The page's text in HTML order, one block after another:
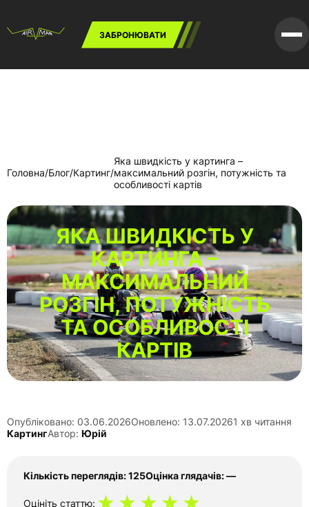
content
ЗАБРОНЮВАТИ
Головна/Блог/Картинг/
Яка швидкість у картинга –
максимальний розгін, потужність та
особливості картів
ЯКА ШВИДКІСТЬ У
КАРТИНГА –
МАКСИМАЛЬНИЙ
РОЗГІН, ПОТУЖНІСТЬ
ТА ОСОБЛИВОСТІ
КАРТІВ
Опубліковано: 03.06.2026Оновлено: 13.07.20261 хв читання
КартингАвтор: Юрій
Кількість переглядів: 125Оцінка глядачів: —
Оцініть статтю: